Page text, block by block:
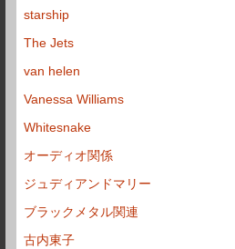
starship
The Jets
van helen
Vanessa Williams
Whitesnake
オーディオ関係
ジュディアンドマリー
ブラックメタル関連
古内東子